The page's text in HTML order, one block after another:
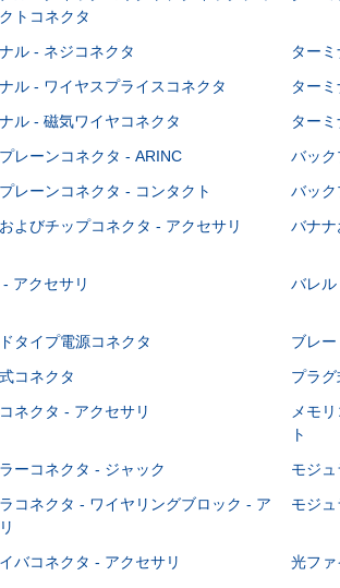
トコネクタ
ル - ネジコネクタ ター
ル - ワイヤスプライスコネクタ ター
ル - 磁気ワイヤコネクタ ター
レーンコネクタ - ARINC バック
レーンコネクタ - コンタクト バッ
よびチップコネクタ - アクセサリ バナ
アクセサリ バレル
タイプ電源コネクタ ブレ
コネクタ プラ
ネクタ - アクセサリ
メモ
ト
ーコネクタ - ジャック モジ
コネクタ - ワイヤリングブロック - ア
モジ
バコネクタ - アクセサリ 光ファ